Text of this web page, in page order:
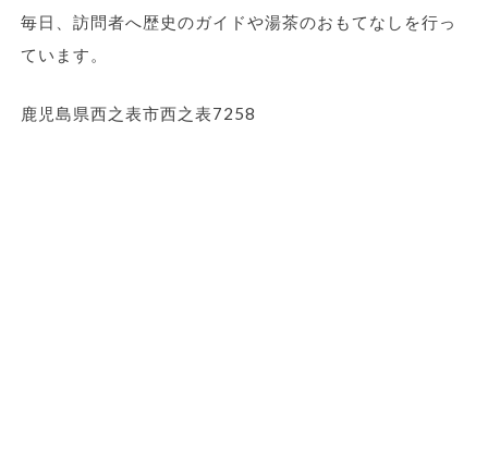
毎日、訪問者へ歴史のガイドや湯茶のおもてなしを行っ
ています。
鹿児島県西之表市西之表7258